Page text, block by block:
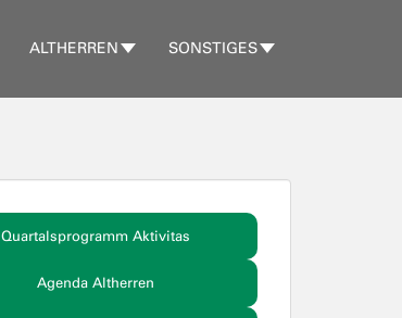
ALTHERREN SONSTIGES
Quartalsprogramm Aktivitas
Agenda Altherren